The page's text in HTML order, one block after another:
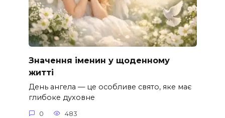
Значення іменин у щоденному
житті
День ангела — це особливе свято, яке має
глибоке духовне
0 483